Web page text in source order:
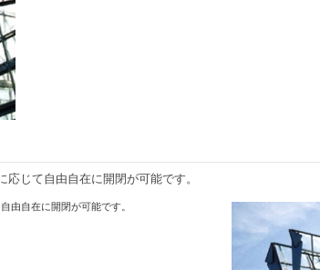
じて自由自在に開閉が可能です。
由自在に開閉が可能です。